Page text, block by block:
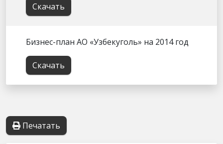
Скачать
Бизнес-план АО «Узбекуголь» на 2014 год
Скачать
Печатать